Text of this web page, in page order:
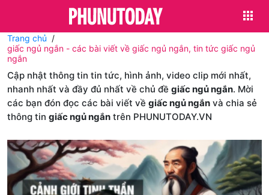
Trang chủ
giấc ngủ ngắn - các bài viết về giấc ngủ ngắn, tin tức giấc ngủ
ngắn
Cập nhật thông tin tin tức, hình ảnh, video clip mới nhất,
nhanh nhất và đầy đủ nhất về chủ đề giấc ngủ ngắn. Mời
các bạn đón đọc các bài viết về giấc ngủ ngắn và chia sẻ
thông tin giấc ngủ ngắn trên PHUNUTODAY.VN